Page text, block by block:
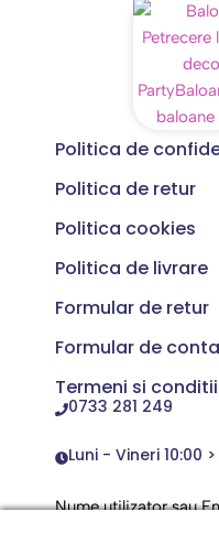
Politica de
Politica de retur
Politica cookies
Politica de livrare
Formular de retur
Formular de
Termeni si conditii
0733 281 249
Luni - Vineri 10:00 >
Nume utilizator sau